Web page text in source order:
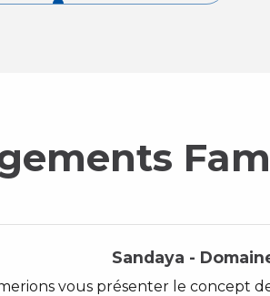
Sandaya -
vous présenter le concept